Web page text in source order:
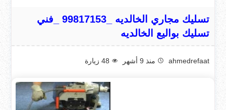
تسليك مجاري الخالديه _99817153 _فني
تسليك بواليع الخالديه
ahmedrefaat منذ 9 أشهر 48 زيارة